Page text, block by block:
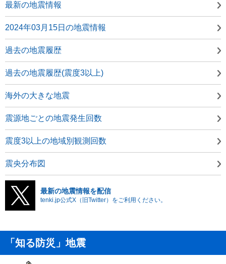
最新の地震情報
2024年03月15日の地震情報
過去の地震履歴
過去の地震履歴(震度3以上)
海外の大きな地震
震源地ごとの地震発生回数
震度3以上の地域別観測回数
震央分布図
最新の地震情報を配信
tenki.jp公式X（旧Twitter）をご利用ください。
「知る防災」地震